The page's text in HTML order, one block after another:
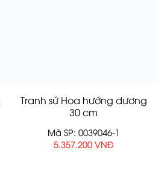
Tranh sứ Hoa hướng dương
30 cm
Mã SP: 0039046-1
5.357.200 VNĐ